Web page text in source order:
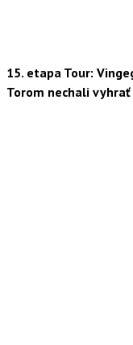
15. etapa Tour:
Torom nechali vyhrať